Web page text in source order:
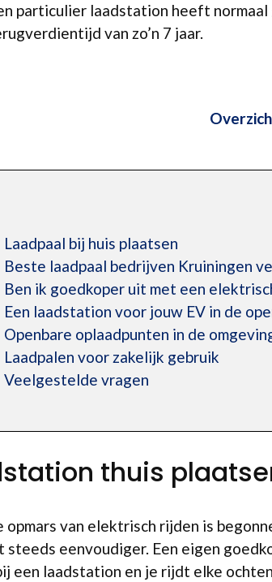
particulier laadstation heeft normaal
van zo’n 7 jaar.
Laadpaal bij huis plaatsen
Beste laadpaal bedrijven Kruiningen
Ben ik goedkoper uit met een
Een laadstation voor jouw EV in de
Openbare oplaadpunten in de
Laadpalen voor zakelijk gebruik
Veelgestelde vragen
thuis
opmars van elektrisch rijden is
steeds eenvoudiger. Een eigen
een laadstation en je rijdt elke